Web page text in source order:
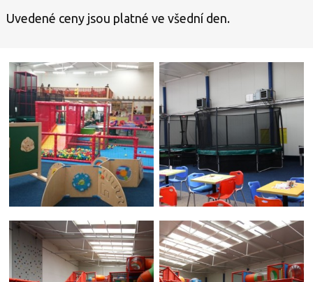
Uvedené ceny jsou platné ve všední den.